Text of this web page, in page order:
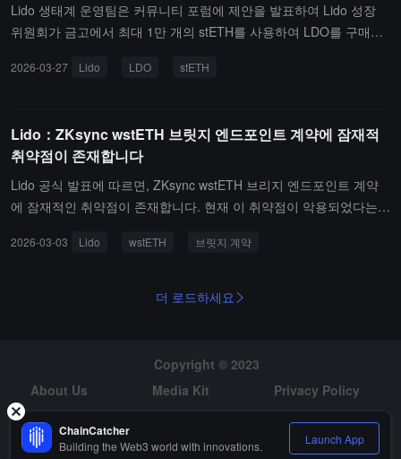
Lido 생태계 운영팀은 커뮤니티 포럼에 제안을 발표하여 Lido 성장
위원회가 금고에서 최대 1만 개의 stETH를 사용하여 LDO를 구매할
이 현재 약 0.00016으로 역사적 저점에 있으며, 2년 중위수 대비 약 6
배치의 상한은 1000개의 stETH입니다. 실행 경로에는 온체인 플랫
폼(CoW Swap, 1inch, Uniswap)과 중앙화 거래 플랫폼이 포함됩니
다. 거래 슬리피지는 3% 이내로 제어되며, 구매한 LDO는 모두 금고
로 반환됩니다.
2026-03-27 Lido LDO stETH
Lido：ZKsync wstETH 브릿지 엔드포인트 계약에 잠재적
취약점이 존재합니다
Lido 공식 발표에 따르면, ZKsync wstETH 브리지 엔드포인트 계약
에 잠재적인 취약점이 존재합니다. 현재 이 취약점이 악용되었다는
다. 다른 브리지 계약도 영향을 받지 않습니다.신중을 기하기 위해 Li
니다. zkSync에서의 출금 및 토큰 전송은 영향을 받지 않습니다. Lido
후 입금 기능이 복구될 것입니다. 향후 상황에 따라 추가 업데이트가
2026-03-03 Lido wstETH 브릿지 계약
더 로드하세요
Copyright © 2023
About Us
Media Kit
Privacy Policy
Risk Warning
Hiring
ChainCatcher
Building the Web3 world with innovations. Launch App